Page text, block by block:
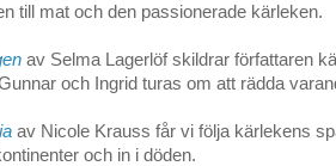
till mat och den passionerade kärleken.
av Selma Lagerlöf skildrar författaren
och Ingrid turas om att rädda
av Nicole Krauss får vi följa kärlekens
och in i döden.